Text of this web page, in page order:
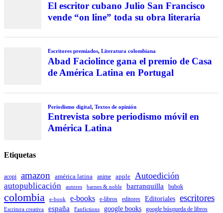
El escritor cubano Julio San Francisco
vende “on line” toda su obra literaria
Escritores premiados, Literatura colombiana
Abad Faciolince gana el premio de Casa
de América Latina en Portugal
Periodismo digital, Textos de opinión
Entrevista sobre periodismo móvil en
América Latina
Etiquetas
acopi amazon américa latina anime apple Autoedición
autopublicación autores barnes & noble barranquilla bubok
colombia e-book e-books e-libros editores Editoriales escritores
Escritura creativa españa Fanfictions google books google búsqueda de libros